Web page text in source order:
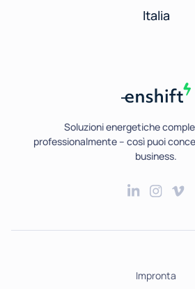
Italia
Soluzioni energetiche
professionalmente – così puoi
business.
Impronta